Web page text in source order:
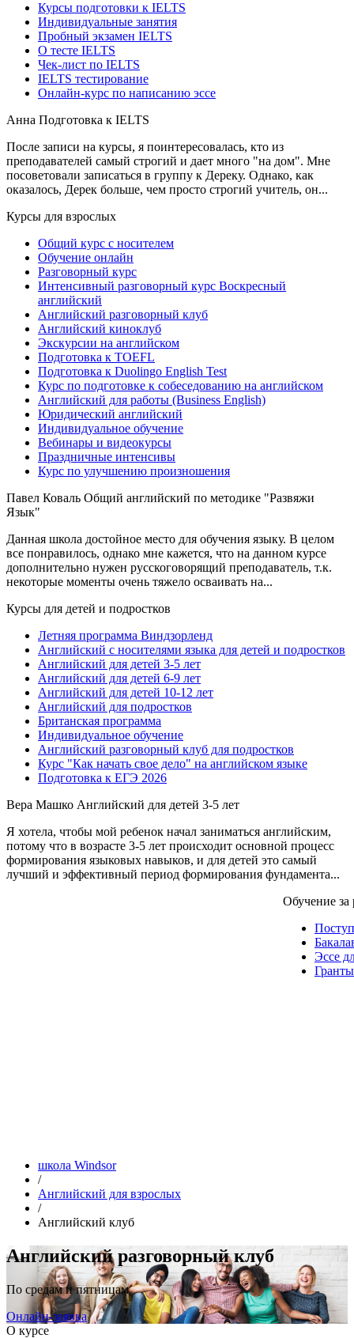
Курсы подготовки к IELTS
Индивидуальные занятия
Пробный экзамен IELTS
О тесте IELTS
Чек-лист по IELTS
IELTS тестирование
Онлайн-курс по написанию эссе
Анна Подготовка к IELTS
После записи на курсы, я поинтересовалась, кто из
преподавателей самый строгий и дает много "на дом". Мне
посоветовали записаться в группу к Дереку. Однако, как
оказалось, Дерек больше, чем просто строгий учитель, он...
Курсы для взрослых
Общий курс с носителем
Обучение онлайн
Разговорный курс
Интенсивный разговорный курс Воскресный
английский
Английский разговорный клуб
Английский киноклуб
Экскурсии на английском
Подготовка к TOEFL
Подготовка к Duolingo English Test
Курс по подготовке к собеседованию на английском
Английский для работы (Business English)
Юридический английский
Индивидуальное обучение
Вебинары и видеокурсы
Праздничные интенсивы
Курс по улучшению произношения
Павел Коваль Общий английский по методике "Развяжи
Язык"
Данная школа достойное место для обучения языку. В целом
все понравилось, однако мне кажется, что на данном курсе
дополнительно нужен русскоговорящий преподаватель, т.к.
некоторые моменты очень тяжело осваивать на...
Курсы для детей и подростков
Летняя программа Виндзорленд
Английский с носителями языка для детей и подростков
Английский для детей 3-5 лет
Английский для детей 6-9 лет
Английский для детей 10-12 лет
Английский для подростков
Британская программа
Индивидуальное обучение
Английский разговорный клуб для подростков
Курс "Как начать свое дело" на английском языке
Подготовка к ЕГЭ 2026
Вера Машко Английский для детей 3-5 лет
Я хотела, чтобы мой ребенок начал заниматься английским,
потому что в возрасте 3-5 лет происходит основной процесс
формирования языковых навыков, и для детей это самый
лучший и эффективный период формирования фундамента...
Обучение
Эссе
школа Windsor
/
Английский для взрослых
/
Английский клуб
Английский разговорный клуб
По средам и пятницам
Онлайн-заявка
О курсе